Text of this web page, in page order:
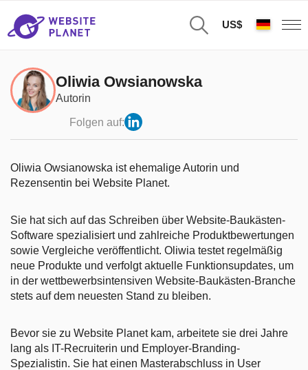
US$
Oliwia Owsianowska
Autorin
Folgen auf:
Oliwia Owsianowska ist ehemalige Autorin und
Rezensentin bei Website Planet.
Sie hat sich auf das Schreiben über Website-Baukästen-
Software spezialisiert und zahlreiche Produktbewertungen
sowie Vergleiche veröffentlicht. Oliwia testet regelmäßig
neue Produkte und verfolgt aktuelle Funktionsupdates, um
in der wettbewerbsintensiven Website-Baukästen-Branche
stets auf dem neuesten Stand zu bleiben.
Bevor sie zu Website Planet kam, arbeitete sie drei Jahre
lang als IT-Recruiterin und Employer-Branding-
Spezialistin. Sie hat einen Masterabschluss in User